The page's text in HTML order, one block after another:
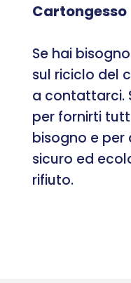
Cartongesso
Se hai
sul riciclo del
a contattarci.
per fornirti
bisogno e
sicuro ed
rifiuto.